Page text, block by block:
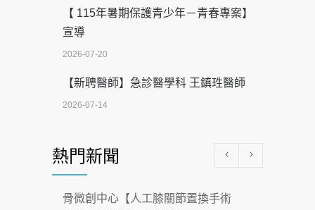
【 115年暑期保護青少年－青春專案】
宣導
2026-07-20
【新聘醫師】急診醫學科 王鎮珄醫師
2026-07-14
科能量
2026-07-08
沒菸酒也瀕臨洗腎？65歲男靠「這習
熱門新聞
骨微創中心【人工膝關節置換手術